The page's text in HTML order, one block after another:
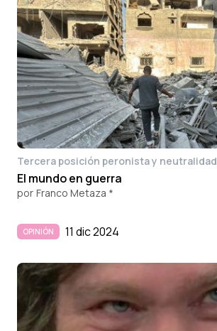
Tercera posición peronista y neutralidad
El mundo en guerra
por Franco Metaza *
OPINIÓN 11 dic 2024